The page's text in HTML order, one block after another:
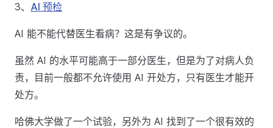
3、 AI 预检
AI 能不能代替医生看病？这是有争议的。
虽然 AI 的水平可能高于一部分医生，但是为了对病人负
责，目前一般都不允许使用 AI 开处方，只有医生才能开
处方。
哈佛大学做了一个试验，另外为 AI 找到了一个很有效的